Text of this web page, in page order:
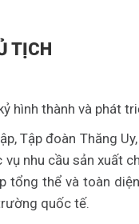
TỊCH
hình thành và phát
Tập đoàn Thăng
nhu cầu sản xuất
tổng thể và toàn
quốc tế.